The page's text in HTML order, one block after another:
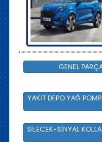
GENEL
YAKIT DEPO YAĞ
SİLECEK-SİNYAL